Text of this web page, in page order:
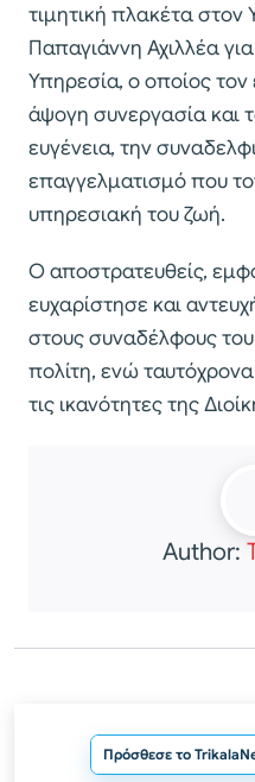
τιμητική πλακέτα στον
Παπαγιάννη Αχιλλέα
Υπηρεσία, ο οποίος τον
άψογη συνεργασία και
ευγένεια, την
επαγγελματισμό που
υπηρεσιακή του ζωή.
Ο αποστρατευθείς,
ευχαρίστησε και
στους συναδέλφους
πολίτη, ενώ
τις ικανότητες της
Author:
Πρόσθεσε το